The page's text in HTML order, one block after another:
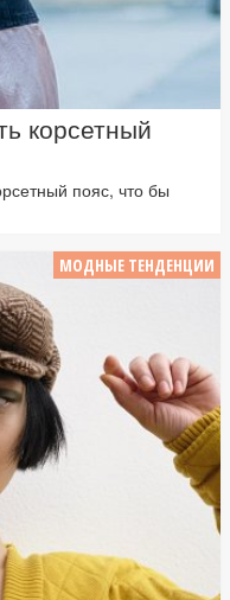
корсетный
пояс, что бы
МОДНЫЕ ТЕНДЕНЦИИ